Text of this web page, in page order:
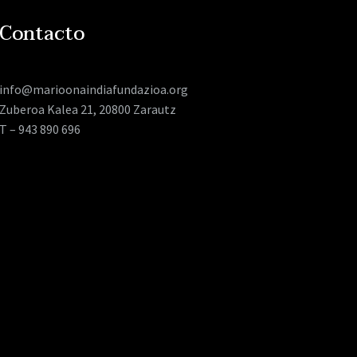
Contacto
info@marioonaindiafundazioa.org
Zuberoa Kalea 21, 20800 Zarautz
T – 943 890 696